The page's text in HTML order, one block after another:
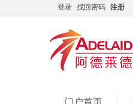
登录 找回密码 注册
门户首页